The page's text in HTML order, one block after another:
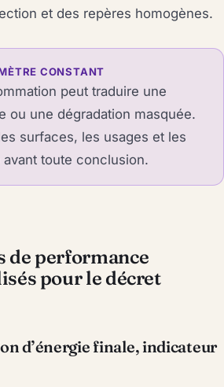
et des repères homogènes.
CONSTANT
peut traduire une
ou une dégradation masquée.
surfaces, les usages et les
toute conclusion.
de performance
pour le décret
d’énergie finale, indicateur